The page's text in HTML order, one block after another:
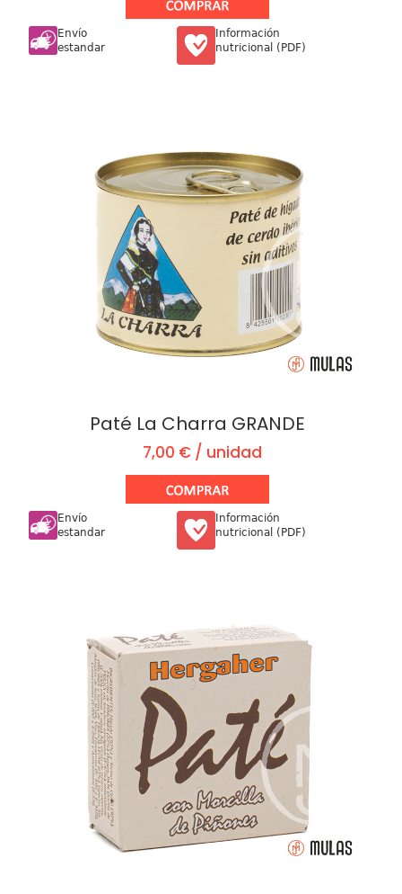
Envío
estandar
Información
nutricional (PDF)
Paté La Charra GRANDE
7,00 € / unidad
Envío
estandar
Información
nutricional (PDF)